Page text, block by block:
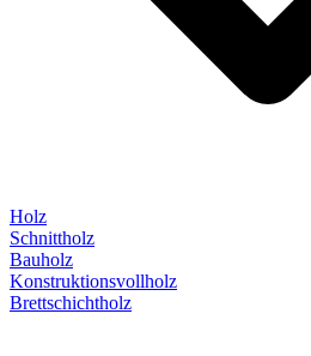
Holz
Schnittholz
Bauholz
Konstruktionsvollholz
Brettschichtholz